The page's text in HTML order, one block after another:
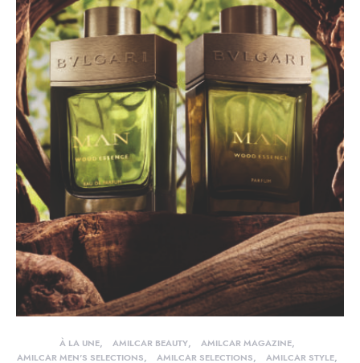
À LA UNE AMILCAR BEAUTY
AMILCAR MAGAZINE
AMILCAR MEN'S SELECTIONS
AMILCAR SELECTIONS
AMILCAR STYLE